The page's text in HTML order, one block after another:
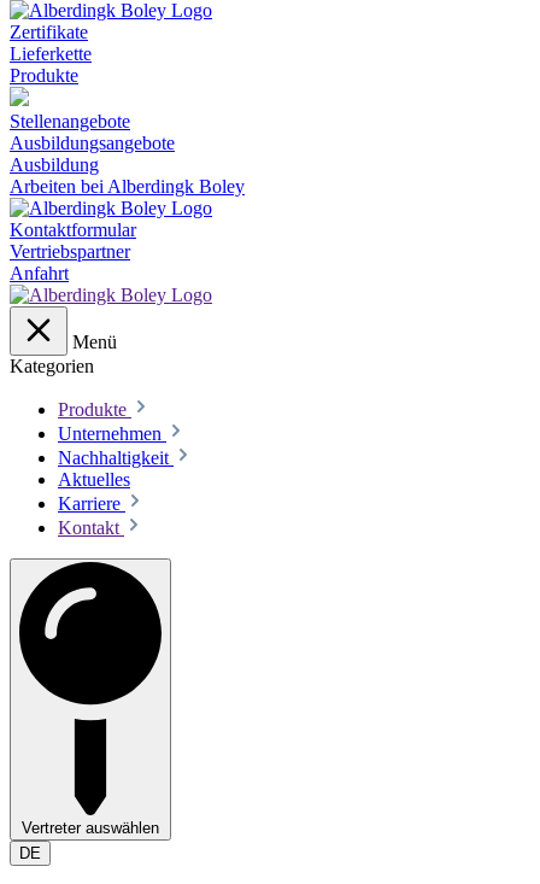
Zertifikate
Lieferkette
Produkte
Stellenangebote
Ausbildungsangebote
Ausbildung
Arbeiten bei Alberdingk Boley
Kontaktformular
Vertriebspartner
Anfahrt
Menü
Kategorien
Produkte
Unternehmen
Nachhaltigkeit
Aktuelles
Karriere
Kontakt
Vertreter auswählen
DE